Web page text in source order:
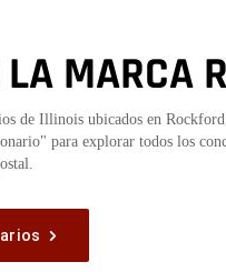
MARCA
de Illinois ubicados en
para explorar todos los